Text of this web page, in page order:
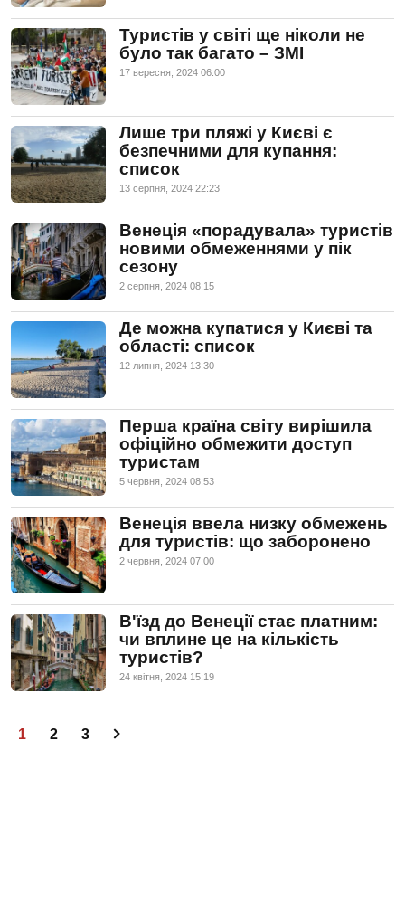
Туристів у світі ще ніколи не
було так багато – ЗМІ
17 вересня, 2024 06:00
Лише три пляжі у Києві є
безпечними для купання:
список
13 серпня, 2024 22:23
Венеція «порадувала» туристів
новими обмеженнями у пік
сезону
2 серпня, 2024 08:15
Де можна купатися у Києві та
області: список
12 липня, 2024 13:30
Перша країна світу вирішила
офіційно обмежити доступ
туристам
5 червня, 2024 08:53
Венеція ввела низку обмежень
для туристів: що заборонено
2 червня, 2024 07:00
В'їзд до Венеції стає платним:
чи вплине це на кількість
туристів?
24 квiтня, 2024 15:19
1 2 3